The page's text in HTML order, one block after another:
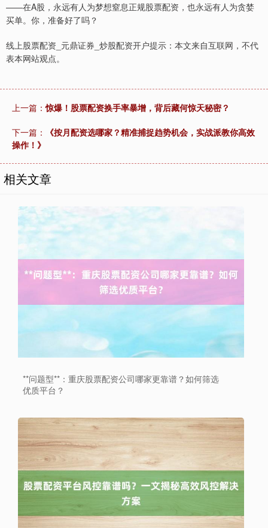
——在A股，永远有人为梦想窒息正规股票配资，也永远有人为贪婪
买单。你，准备好了吗？
线上股票配资_元鼎证券_炒股配资开户提示：本文来自互联网，不代
表本网站观点。
上一篇：惊爆！股票配资换手率暴增，背后藏何惊天秘密？
下一篇：
《按月配资选哪家？精准捕捉趋势机会，实战派教你高效
操作！》
相关文章
**问题型**：重庆股票配资公司哪家更靠谱？如何筛选
优质平台？
上证综指 3940.04 +39.68 +1.02%
深证成指
沪深300 4694.44 +43.13 +0.93%